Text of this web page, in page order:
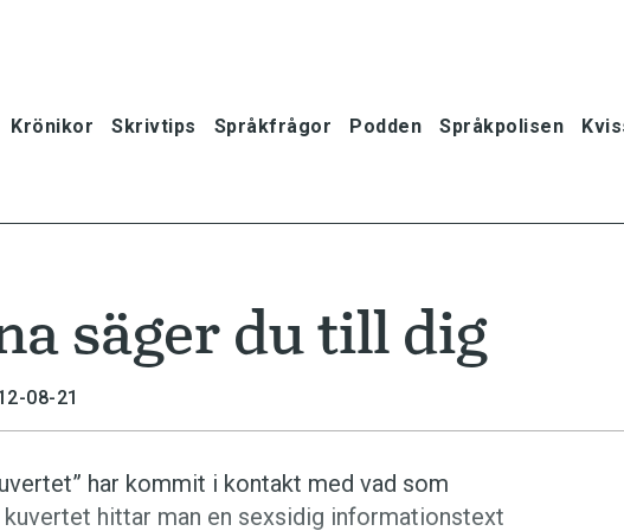
Krönikor Skrivtips Språkfrågor Podden Språkpolisen
säger du till dig
08-21
har kommit i kontakt med vad som
hittar man en sex­sidig informationstext